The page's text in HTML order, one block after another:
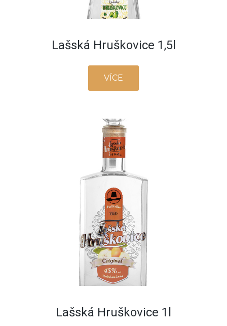
Lašská Hruškovice 1,5l
VÍCE
Lašská Hruškovice 1l